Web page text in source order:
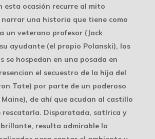
esta ocasión recurre al mito
una historia que tiene como
un veterano profesor (Jack
ayudante (el propio Polanski), los
se hospedan en una posada en
el secuestro de la hija del
Tate) por parte de un poderoso
de ahí que acudan al castillo
rescatarla. Disparatada, satírica y
resulta admirable la